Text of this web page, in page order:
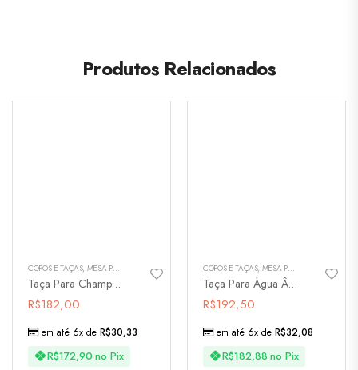
Produtos Relacionados
COPOS E TAÇAS, MESA POSTA
Taça Para Champanhe Ângela Lapidada Ametista
R$182,00
R$172,90 no Pix
em até 6x de R$30,33
COPOS E TAÇAS, MESA POSTA
Taça Para Água Ângela Lapidada Ametista
R$192,50
R$182,88 no Pix
em até 6x de R$32,08